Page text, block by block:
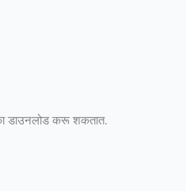
डाउनलोड करू शकतात.